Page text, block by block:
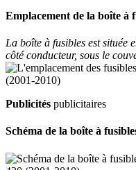
Emplacement de la boîte à
La boîte à fusibles est située
côté conducteur, sous le
Publicités publicitaires
Schéma de la boîte à